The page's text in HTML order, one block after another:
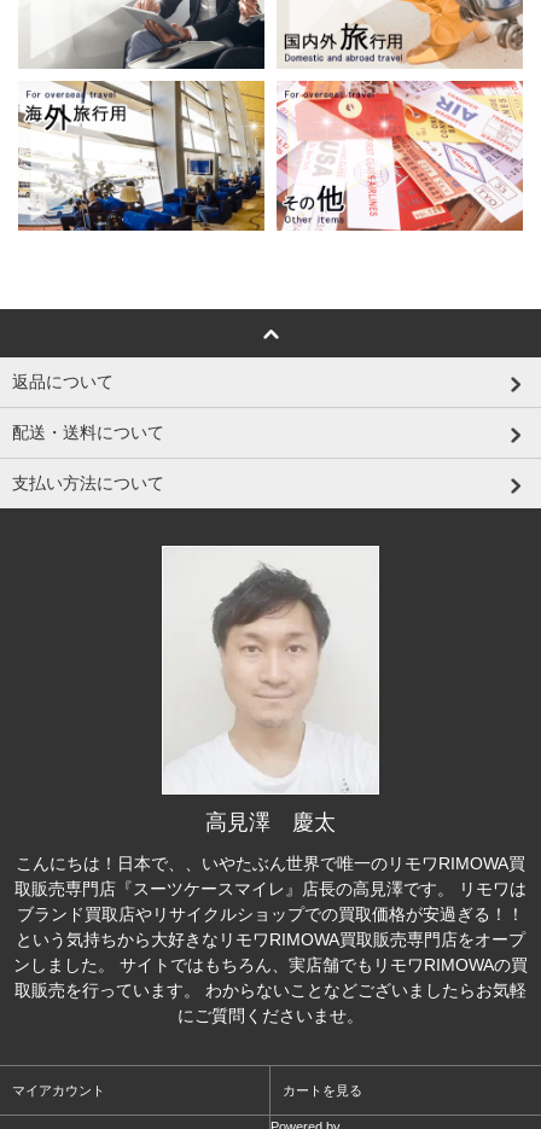
返品について
配送・送料について
支払い方法について
高見澤 慶太
こんにちは！日本で、、いやたぶん世界で唯一のリモワRIMOWA買
取販売専門店『スーツケースマイレ』店長の高見澤です。 リモワは
ブランド買取店やリサイクルショップでの買取価格が安過ぎる！！
という気持ちから大好きなリモワRIMOWA買取販売専門店をオープ
ンしました。 サイトではもちろん、実店舗でもリモワRIMOWAの買
取販売を行っています。 わからないことなどございましたらお気軽
にご質問くださいませ。
マイアカウント カートを見る